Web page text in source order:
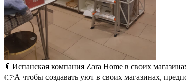
📎Испанская компания Zara Home в своих
👉А чтобы создавать уют в своих магазинах,